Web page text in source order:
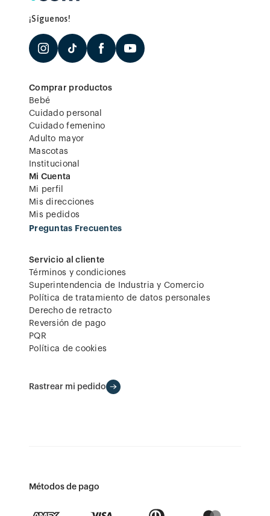
¡Síguenos!
Comprar productos
Bebé
Cuidado personal
Cuidado femenino
Adulto mayor
Mascotas
Institucional
Mi Cuenta
Mi perfil
Mis direcciones
Mis pedidos
Preguntas Frecuentes
Servicio al cliente
Términos y condiciones
Superintendencia de Industria y Comercio
Política de tratamiento de datos personales
Derecho de retracto
Reversión de pago
PQR
Política de cookies
Rastrear mi pedido
Métodos de pago